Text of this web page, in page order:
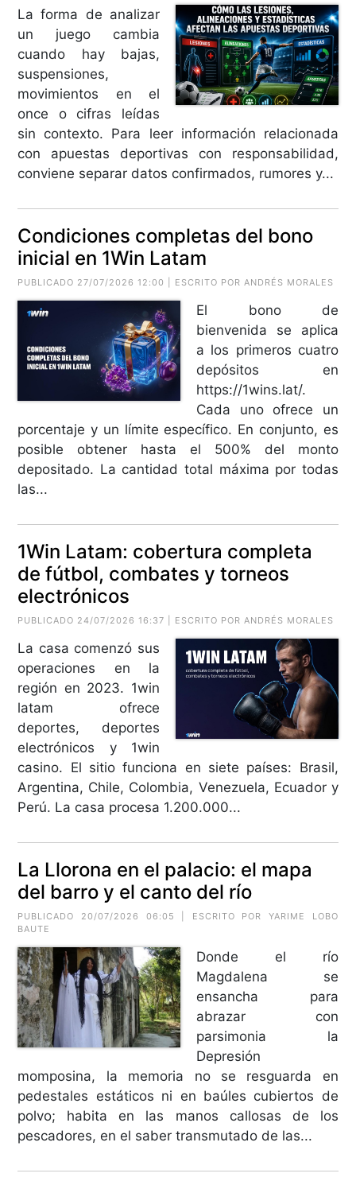
La forma de analizar
un juego cambia
cuando hay bajas,
suspensiones,
movimientos en el
once o cifras leídas
sin contexto. Para leer información relacionada
con apuestas deportivas con responsabilidad,
conviene separar datos confirmados, rumores y...
Condiciones completas del bono
inicial en 1Win Latam
PUBLICADO 27/07/2026 12:00 | ESCRITO POR ANDRÉS MORALES
El bono de
bienvenida se aplica
a los primeros cuatro
depósitos en
https://1wins.lat/.
Cada uno ofrece un
porcentaje y un límite específico. En conjunto, es
posible obtener hasta el 500% del monto
depositado. La cantidad total máxima por todas
las...
1Win Latam: cobertura completa
de fútbol, combates y torneos
electrónicos
PUBLICADO 24/07/2026 16:37 | ESCRITO POR ANDRÉS MORALES
La casa comenzó sus
operaciones en la
región en 2023. 1win
latam ofrece
deportes, deportes
electrónicos y 1win
casino. El sitio funciona en siete países: Brasil,
Argentina, Chile, Colombia, Venezuela, Ecuador y
Perú. La casa procesa 1.200.000...
La Llorona en el palacio: el mapa
del barro y el canto del río
PUBLICADO 20/07/2026 06:05 | ESCRITO POR YARIME LOBO
BAUTE
Donde el río
Magdalena se
ensancha para
abrazar con
parsimonia la
Depresión
momposina, la memoria no se resguarda en
pedestales estáticos ni en baúles cubiertos de
polvo; habita en las manos callosas de los
pescadores, en el saber transmutado de las...